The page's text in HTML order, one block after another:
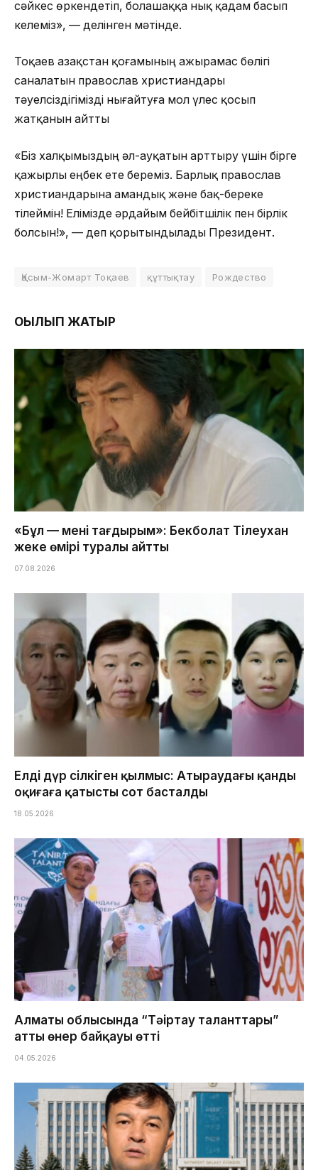
сәйкес өркендетіп, болашаққа нық қадам басып
келеміз», — делінген мәтінде.
Тоқаев Қазақстан қоғамының ажырамас бөлігі
саналатын православ христиандары
тәуелсіздігімізді нығайтуға мол үлес қосып
жатқанын айтты
«Біз халқымыздың әл-ауқатын арттыру үшін бірге
қажырлы еңбек ете береміз. Барлық православ
христиандарына амандық және бақ-береке
тілеймін! Елімізде әрдайым бейбітшілік пен бірлік
болсын!», — деп қорытындылады Президент.
Қасым-Жомарт Тоқаев құттықтау Рождество
ОҚЫЛЫП ЖАТЫР
«Бұл — менің тағдырым»: Бекболат Тілеухан
жеке өмірі туралы айтты
07.08.2026
Елді дүр сілкіген қылмыс: Атыраудағы қанды
оқиғаға қатысты сот басталды
18.05.2026
Алматы облысында “Тәңіртау таланттары”
атты өнер байқауы өтті
04.05.2026